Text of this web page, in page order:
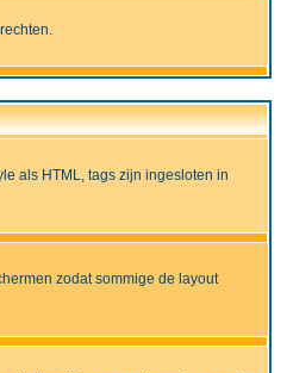
als HTML, tags zijn ingesloten in
zodat sommige de layout